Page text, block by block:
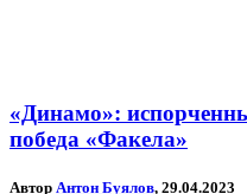
«Динамо»:
победа «Факела»
Автор Антон Буялов, 29.04.2023